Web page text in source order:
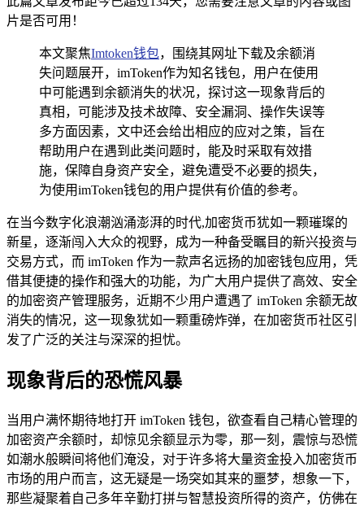
片是否可用！
本文聚焦Imtoken钱包，围绕其网址下载及余额消
失问题展开，imToken作为知名钱包，用户在使用
中可能遇到余额消失的状况，探讨这一现象背后的
真相，可能涉及技术故障、安全漏洞、操作失误等
多方面因素，文中还会给出相应的应对之策，旨在
帮助用户在遇到此类问题时，能及时采取有效措
施，保障自身资产安全，避免遭受不必要的损失，
为使用imToken钱包的用户提供有价值的参考。
在当今数字化浪潮汹涌澎湃的时代,加密货币犹如一颗璀璨的
新星，逐渐闯入大众的视野，成为一种备受瞩目的新兴投资与
交易方式，而 imToken 作为一款声名远扬的加密钱包应用，凭
借其便捷的操作和强大的功能，为广大用户提供了高效、安全
的加密资产管理服务，近期不少用户遭遇了 imToken 余额无故
消失的情况，这一现象犹如一颗重磅炸弹，在加密货币社区引
发了广泛的关注与深深的担忧。
现象背后的恐慌风暴
当用户满怀期待地打开 imToken 钱包，欲查看自己精心管理的
加密资产余额时，却惊见余额显示为零，那一刻，震惊与恐慌
如潮水般瞬间将他们淹没，对于许多将大量资金投入加密货币
市场的用户而言，这无疑是一场突如其来的噩梦，想象一下，
那些凝聚着自己多年辛勤打拼与智慧投资所得的资产，仿佛在